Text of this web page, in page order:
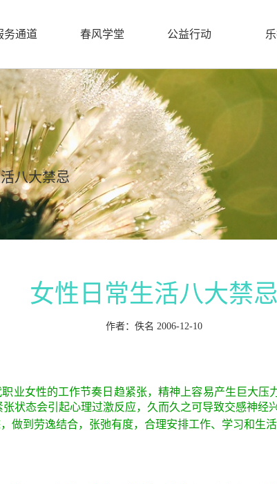
务通道 春风学堂 公益行动
八大禁忌
女性日常生活八大禁忌
作者：佚名 2006-12-10
业女性的工作节奏日趋紧张，精神上容易产生巨大压
状态会引起心理过激反应，久而久之可导致交感神经
做到劳逸结合，张弛有度，合理安排工作、学习和生活